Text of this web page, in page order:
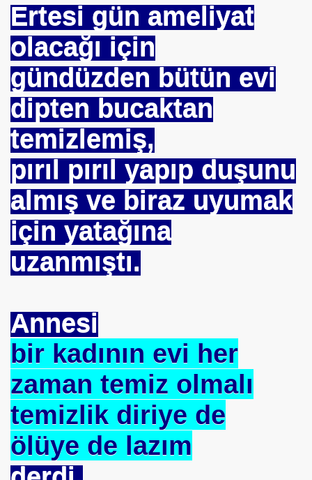
Ertesi gün ameliyat
olacağı için
gündüzden bütün evi
dipten bucaktan
temizlemiş,
pırıl pırıl yapıp duşunu
almış ve biraz uyumak
için yatağına
uzanmıştı.
Annesi
bir kadının evi her
zaman temiz olmalı
temizlik diriye de
ölüye de lazım
NJ.Canlı Yayın